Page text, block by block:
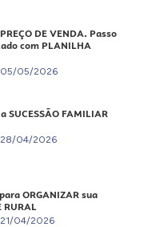
DE VENDA. Passo
com PLANILHA
05/05/2026
SUCESSÃO FAMILIAR
28/04/2026
ORGANIZAR sua
RURAL
21/04/2026